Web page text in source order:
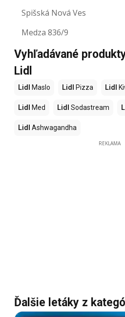
Spišská Nová Ves
Medza 836/9
Vyhľadávané
Lidl
Lidl Maslo Lidl Pizza Lidl
Lidl Med Lidl Sodastream
Lidl Ashwagandha
REKLAMA
Ďalšie letáky z